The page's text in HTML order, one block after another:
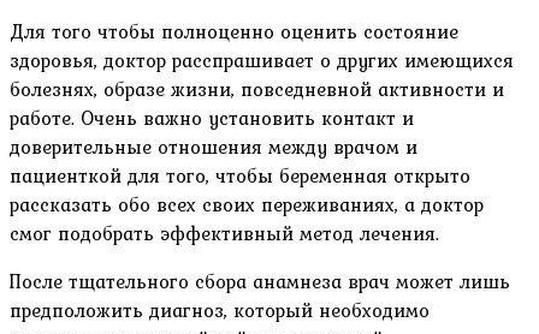
Для того чтобы полноценно оценить состояние
здоровья, доктор расспрашивает о других имеющихся
болезнях, образе жизни, повседневной активности и
работе. Очень важно установить контакт и
доверительные отношения между врачом и
пациенткой для того, чтобы беременная открыто
рассказать обо всех своих переживаниях, а доктор
смог подобрать эффективный метод лечения.
После тщательного сбора анамнеза врач может лишь
предположить диагноз, который необходимо